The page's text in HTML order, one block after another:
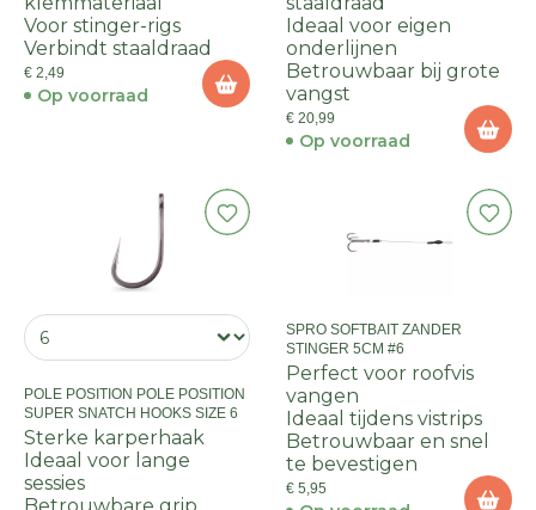
Voor stinger-rigs
Verbindt staaldraad
€ 2,49
Op voorraad
Ideaal voor eigen
onderlijnen
Betrouwbaar bij grote
vangst
€ 20,99
Op voorraad
POLE POSITION POLE POSITION
SUPER SNATCH HOOKS SIZE 6
Sterke karperhaak
Ideaal voor lange
sessies
SPRO SOFTBAIT ZANDER
STINGER 5CM #6
Perfect voor roofvis
vangen
Ideaal tijdens vistrips
Betrouwbaar en snel
te bevestigen
€ 5,95